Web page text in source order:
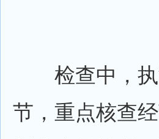
检查中，执
节，重点核查